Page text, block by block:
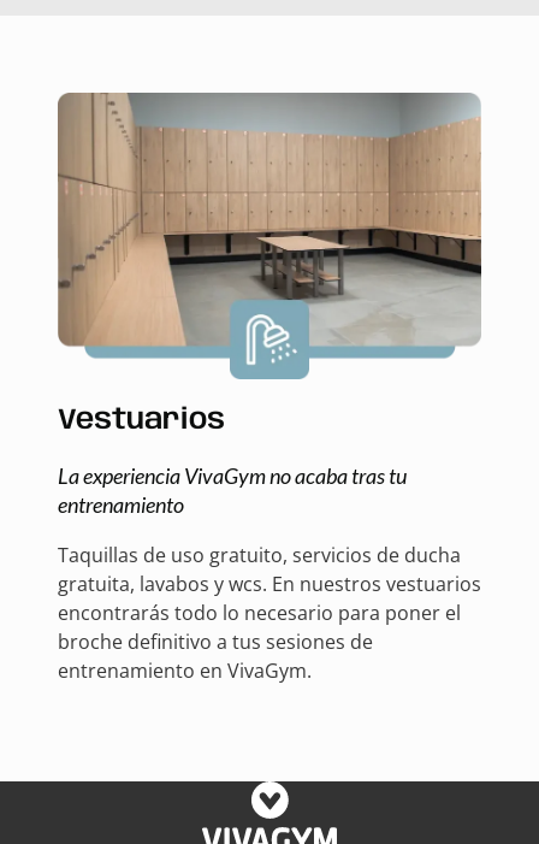
Vestuarios
La experiencia VivaGym no acaba tras tu
entrenamiento
Taquillas de uso gratuito, servicios de ducha
gratuita, lavabos y wcs. En nuestros vestuarios
encontrarás todo lo necesario para poner el
broche definitivo a tus sesiones de
entrenamiento en VivaGym.